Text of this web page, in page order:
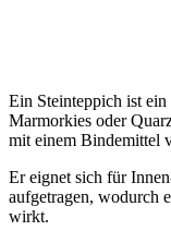
Ein Steinteppich ist
Marmorkies oder
mit einem Bindemittel
Er eignet sich für
aufgetragen, wodurch
wirkt.